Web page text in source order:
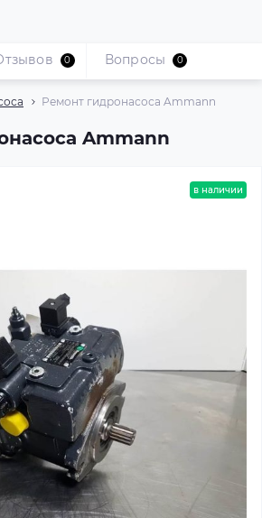
Ремонт гидронасоса Ammann
Ammann
0 Вопросы 0
в наличии